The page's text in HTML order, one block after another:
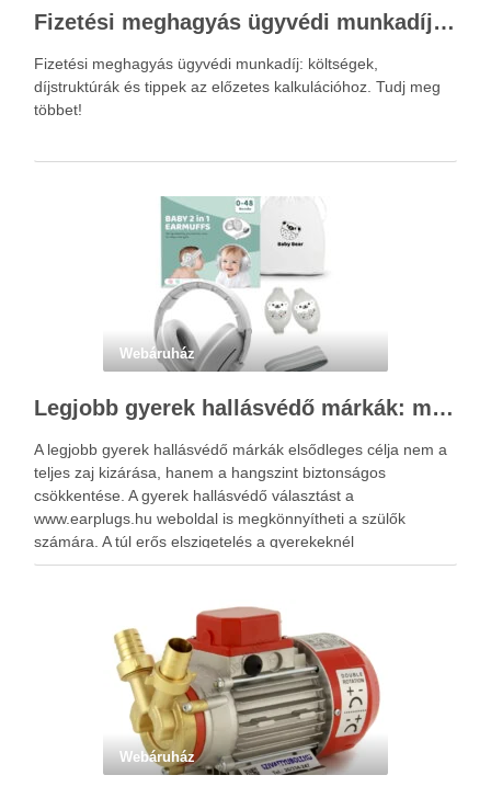
Fizetési meghagyás ügyvédi munkadíja: teljes költségvetési útmutató
Fizetési meghagyás ügyvédi munkadíj: költségek,
díjstruktúrák és tippek az előzetes kalkulációhoz. Tudj meg
többet!
Webáruház
Legjobb gyerek hallásvédő márkák: mire figyeljenek a szülők választáskor?
A legjobb gyerek hallásvédő márkák elsődleges célja nem a
teljes zaj kizárása, hanem a hangszint biztonságos
csökkentése. A gyerek hallásvédő választást a
www.earplugs.hu weboldal is megkönnyítheti a szülők
számára. A túl erős elszigetelés a gyerekeknél
kényelmetlenséget, félelmet vagy dezorientáltságot is
Webáruház